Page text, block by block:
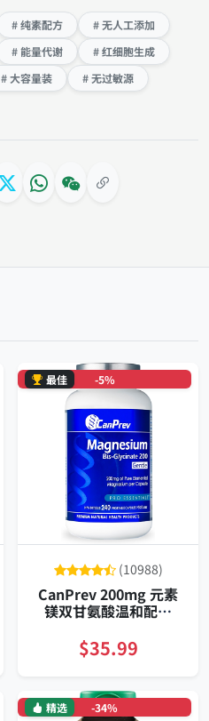
# 纯素配方
# 无人工添加
# 能量代谢
# 红细胞生成
# 大容量装
# 无过敏源
-5%
最佳
(10988)
CanPrev 200mg 元素
镁双甘氨酸温和配方
$35.99
-34%
精选